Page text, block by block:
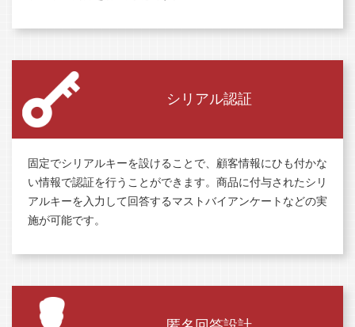
シリアル認証
固定でシリアルキーを設けることで、顧客情報にひも付かな
い情報で認証を行うことができます。商品に付与されたシリ
アルキーを入力して回答するマストバイアンケートなどの実
施が可能です。